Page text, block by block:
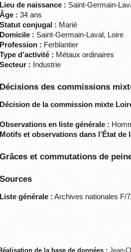
Lieu de naissance : Saint-Germain-
Âge : 34 ans
Statut conjugal : Marié
Domicile : Saint-Germain-Laval, Loire
Profession : Ferblantier
Type d’activité : Métaux ordinaires
Secteur : Industrie
Décisions des commissions
Décision de la commission mixte
Observations en liste générale :
Motifs et observations dans l’État de
Grâces et commutations de
Sources
Liste générale : Archives nationales F/
de la base de données : Jean-